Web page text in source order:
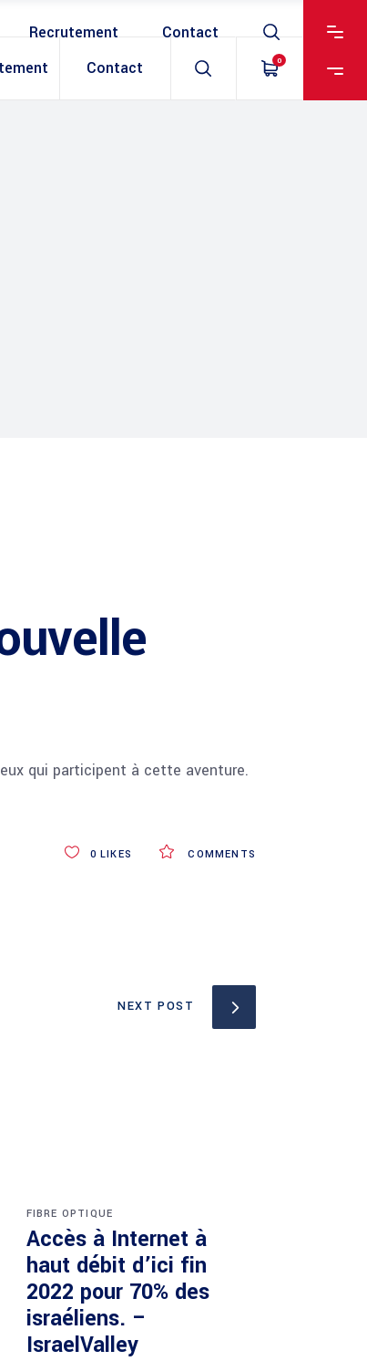
Contact 0
Recrutement Contact
qui participent à cette aventure.
COMMENTS
0 LIKES
NEXT POST
FIBRE OPTIQUE
Accès à Internet à
haut débit d’ici fin
2022 pour 70% des
israéliens. –
IsraelValley